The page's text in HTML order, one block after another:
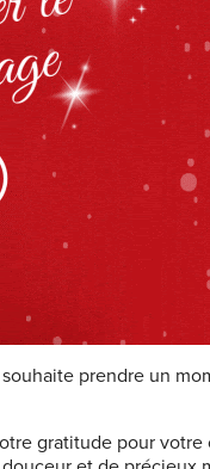
prendre un
gratitude pour